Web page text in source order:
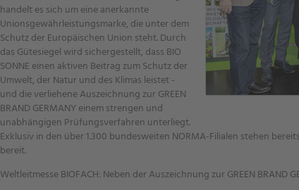
handelt es sich um eine anerkannte
Unionsgewährleistungsmarke, die unter dem
Schutz der Europäischen Union steht. Durch
das Gütesiegel wird sichergestellt, dass BIO
SONNE einen aktiven Beitrag zum Schutz der
Umwelt, der Natur und des Klimas leistet -
und die verliehene Auszeichnung zur GREEN
BRAND GERMANY einem strengen und
unabhängigen Prüfungsverfahren unterliegt.
Exklusiv in den über 1.300 bundesweiten NORMA-Filialen stehen
bereit.
Weltleitmesse BIOFACH: Neben der Auszeichnung zur GREEN